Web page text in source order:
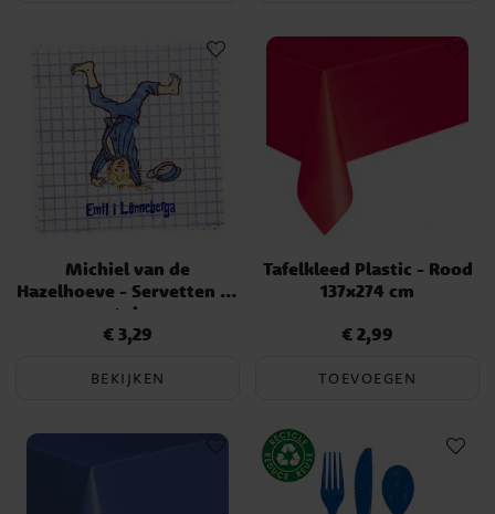
Michiel van de
Hazelhoeve - Servetten 16
stuks
Prijs :€ 3,29
€ 3,29
BEKIJKEN
Tafelkleed Plastic - Rood
137x274 cm
Prijs :€ 2,99
€ 2,99
TOEVOEGEN